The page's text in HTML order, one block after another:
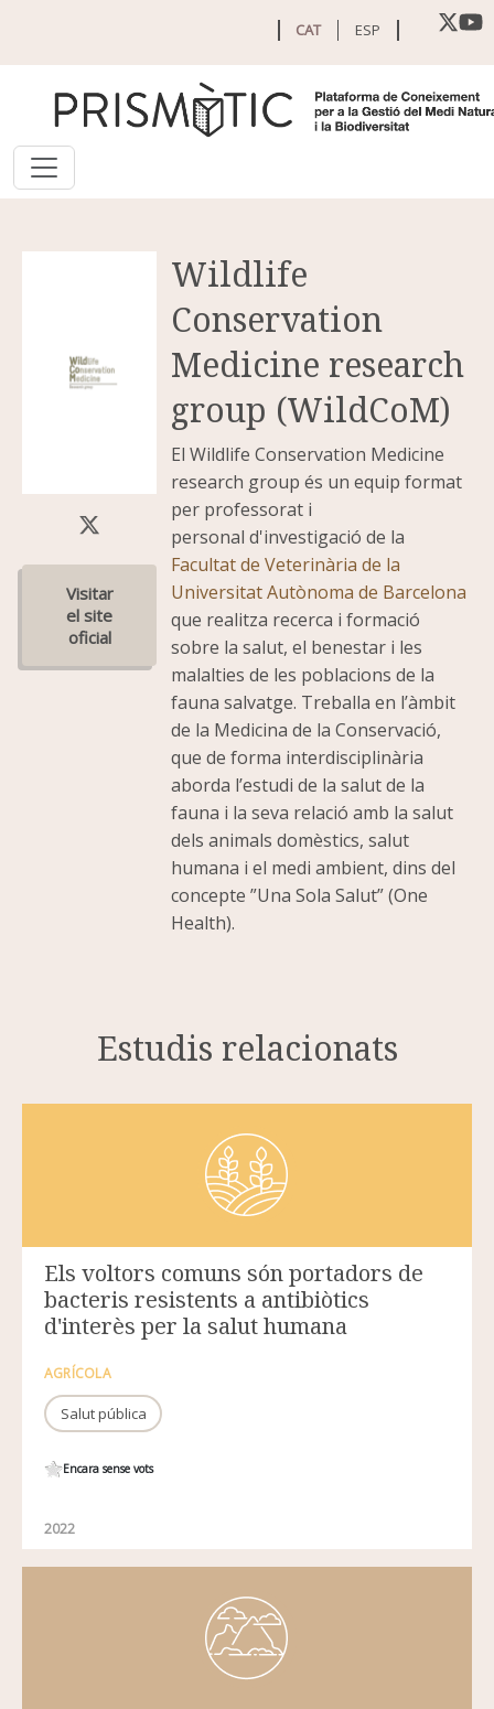
CAT ESP
Wildlife
Conservation
Medicine research
group (WildCoM)
El Wildlife Conservation Medicine
research group és un equip format
per professorat i
personal d'investigació de la
Facultat de Veterinària de la
Universitat Autònoma de Barcelona
que realitza recerca i formació
sobre la salut, el benestar i les
malalties de les poblacions de la
fauna salvatge. Treballa en l’àmbit
de la Medicina de la Conservació,
que de forma interdisciplinària
aborda l’estudi de la salut de la
fauna i la seva relació amb la salut
dels animals domèstics, salut
humana i el medi ambient, dins del
concepte ”Una Sola Salut” (One
Health).
Estudis relacionats
Els voltors comuns són portadors de
bacteris resistents a antibiòtics
d'interès per la salut humana
AGRÍCOLA
Salut pública
Encara sense vots
2022